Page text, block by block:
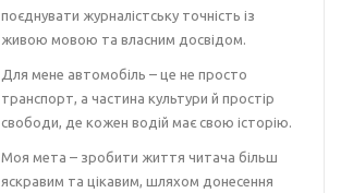
поєднувати журналістську точність із
живою мовою та власним досвідом.
Для мене автомобіль – це не просто
транспорт, а частина культури й простір
свободи, де кожен водій має свою історію.
Моя мета – зробити життя читача більш
яскравим та цікавим, шляхом донесення